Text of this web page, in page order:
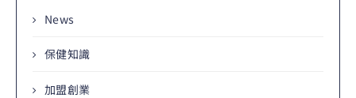
News
保健知識
加盟創業